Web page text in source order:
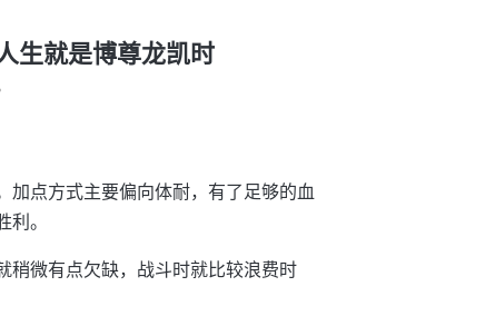
生就是博尊龙凯时
加点方式主要偏向体耐，有了足够的血
。
稍微有点欠缺，战斗时就比较浪费时